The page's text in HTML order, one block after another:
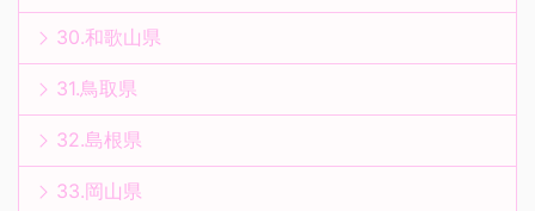
30.和歌山県
31.鳥取県
32.島根県
33.岡山県